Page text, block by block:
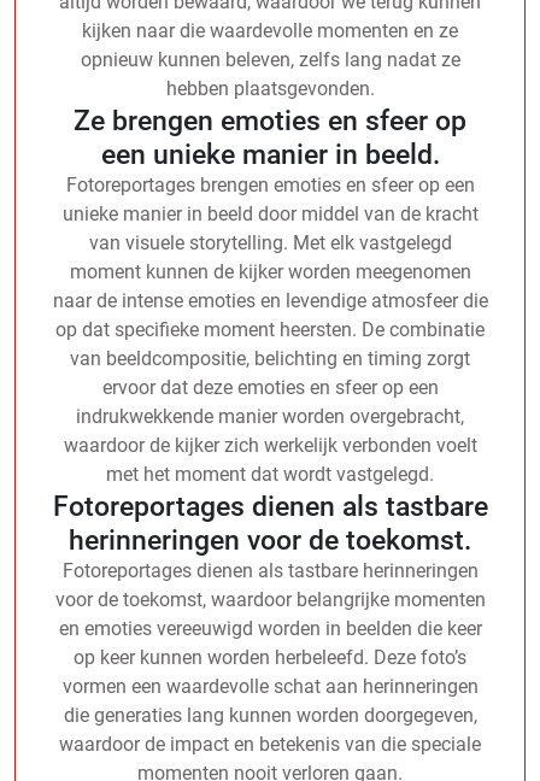
kijken naar die waardevolle momenten en ze
opnieuw kunnen beleven, zelfs lang nadat ze
hebben plaatsgevonden.
Ze brengen emoties en sfeer op
een unieke manier in beeld.
Fotoreportages brengen emoties en sfeer op een
unieke manier in beeld door middel van de kracht
van visuele storytelling. Met elk vastgelegd
moment kunnen de kijker worden meegenomen
naar de intense emoties en levendige atmosfeer die
op dat specifieke moment heersten. De combinatie
van beeldcompositie, belichting en timing zorgt
ervoor dat deze emoties en sfeer op een
indrukwekkende manier worden overgebracht,
waardoor de kijker zich werkelijk verbonden voelt
met het moment dat wordt vastgelegd.
Fotoreportages dienen als tastbare
herinneringen voor de toekomst.
Fotoreportages dienen als tastbare herinneringen
voor de toekomst, waardoor belangrijke momenten
en emoties vereeuwigd worden in beelden die keer
op keer kunnen worden herbeleefd. Deze foto’s
vormen een waardevolle schat aan herinneringen
die generaties lang kunnen worden doorgegeven,
waardoor de impact en betekenis van die speciale
momenten nooit verloren gaan.